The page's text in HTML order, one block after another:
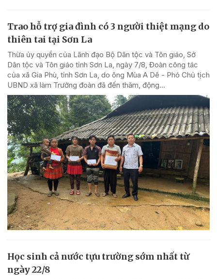
Trao hỗ trợ gia đình có 3 người thiệt mạng do
thiên tai tại Sơn La
Thừa ủy quyền của Lãnh đạo Bộ Dân tộc và Tôn giáo, Sở
Dân tộc và Tôn giáo tỉnh Sơn La, ngày 7/8, Đoàn công tác
của xã Gia Phù, tỉnh Sơn La, do ông Mùa A Dê - Phó Chủ tịch
UBND xã làm Trưởng đoàn đã đến thăm, động...
Học sinh cả nước tựu trường sớm nhất từ
ngày 22/8